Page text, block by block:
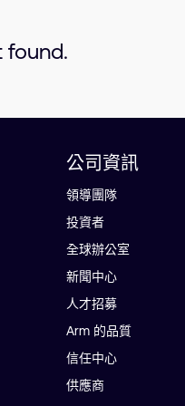
found.
公司資訊
領導團隊
投資者
全球辦公室
新聞中心
人才招募
Arm 的品質
信任中心
供應商